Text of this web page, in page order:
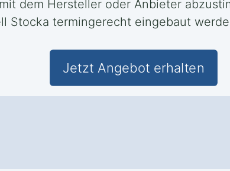
dem Hersteller oder Anbieter
Stocka termingerecht eingebaut
Jetzt Angebot erhalten